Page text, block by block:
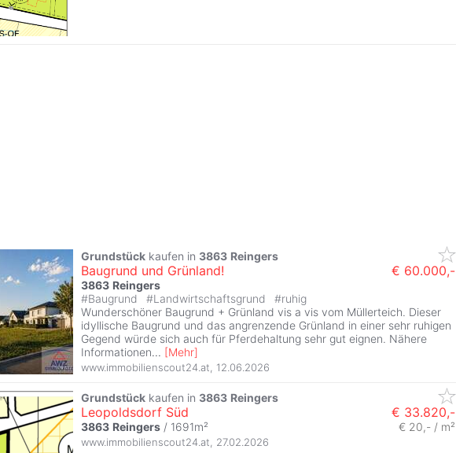
Grundstück kaufen in 3863 Reingers
Baugrund und Grünland! € 60.000,-
3863 Reingers
#Baugrund #Landwirtschaftsgrund #ruhig
Wunderschöner Baugrund + Grünland vis a vis vom Müllerteich. Dieser
idyllische Baugrund und das angrenzende Grünland in einer sehr ruhigen
Gegend würde sich auch für Pferdehaltung sehr gut eignen. Nähere
Informationen... [Mehr]
www.immobilienscout24.at 12.06.2026
Grundstück kaufen in 3863 Reingers
Leopoldsdorf Süd € 33.820,-
3863 Reingers / 1691m² € 20,- / m²
www.immobilienscout24.at 27.02.2026